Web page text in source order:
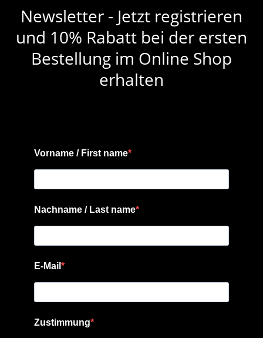
Newsletter - Jetzt registrieren
und 10% Rabatt bei der ersten
Bestellung im Online Shop
erhalten
Vorname / First name
Nachname / Last name
E-Mail
Zustimmung